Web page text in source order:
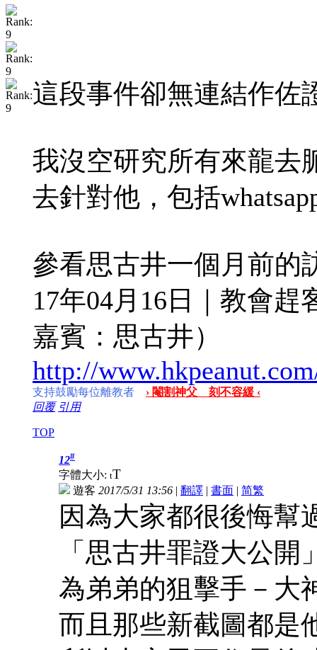
這段事件卻無連結作佐
我沒空研究所有來龍去
去針對他，包括
參看思古井一個月前的
17年04月16日｜教會
嘉賓：思古井）
http://
支持鼓勵每位離教者
› 閹割神父 刻不容緩 ‹
回覆 引用
TOP
12#
字體大小: tT
遊客 2017/5/31 13:56 | 翻譯 | 書面 | 简繁
因為大家都很後悔幫
「思古井罪證大公
為弟弟的狙擊手－大
而且那些新截圖都是